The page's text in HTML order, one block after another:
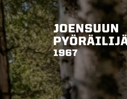
Siirry
sivun
sisältöön
Joensuun